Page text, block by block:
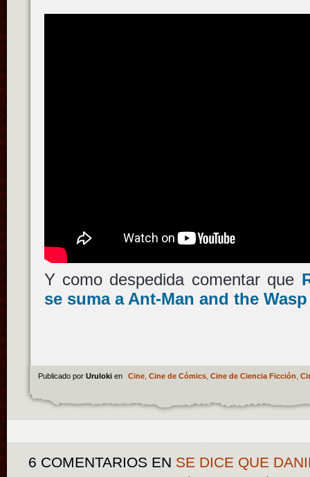
Y como despedida comentar que
se suma a Ant-Man and the Wasp
Publicado por Uruloki en Cine, Cine de Cómics, Cine de Ciencia Ficción
6 COMENTARIOS EN SE DICE QUE